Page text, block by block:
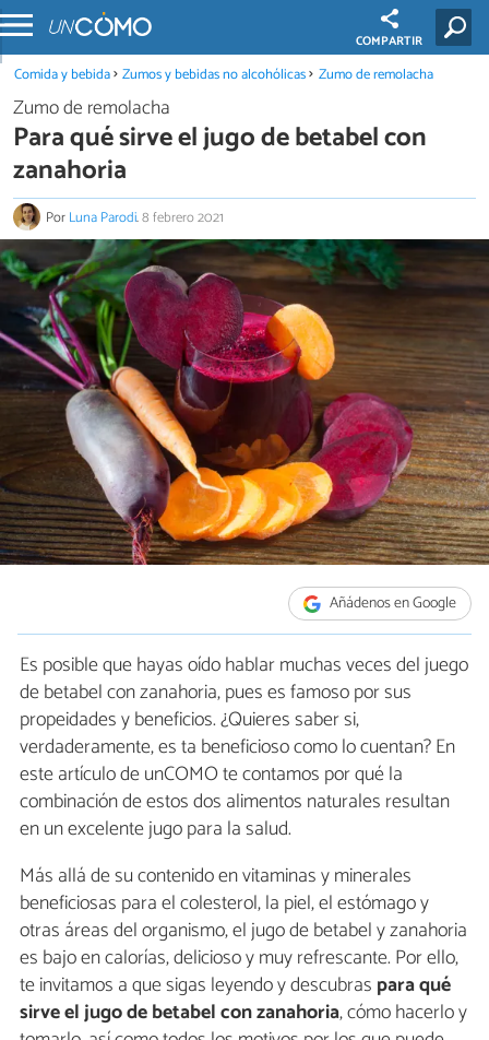
COMPARTIR
Comida y bebida Zumos y bebidas no alcohólicas Zumo de remolacha
Zumo de remolacha
Para qué sirve el jugo de betabel con
zanahoria
PorLuna Parodi.8 febrero 2021
Añádenos en Google
Es posible que hayas oído hablar muchas veces del juego
de betabel con zanahoria, pues es famoso por sus
propeidades y beneficios. ¿Quieres saber si,
verdaderamente, es ta beneficioso como lo cuentan? En
este artículo de unCOMO te contamos por qué la
combinación de estos dos alimentos naturales resultan
en un excelente jugo para la salud.
Más allá de su contenido en vitaminas y minerales
beneficiosas para el colesterol, la piel, el estómago y
otras áreas del organismo, el jugo de betabel y zanahoria
es bajo en calorías, delicioso y muy refrescante. Por ello,
te invitamos a que sigas leyendo y descubras para qué
sirve el jugo de betabel con zanahoria, cómo hacerlo y